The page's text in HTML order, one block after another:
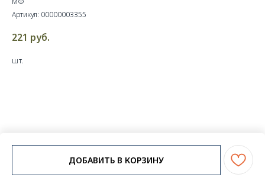
Артикул: 00000003355
221 руб.
ДОБАВИТЬ В КОРЗИНУ
шт.